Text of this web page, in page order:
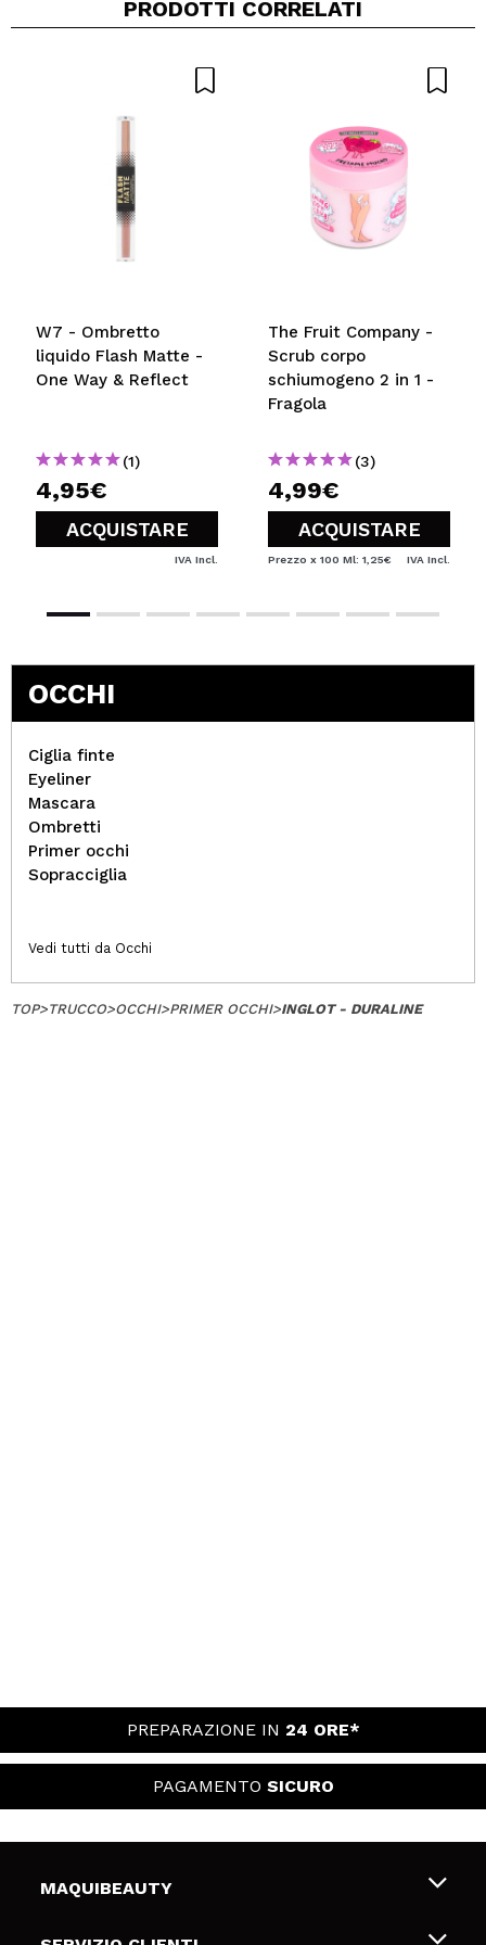
Condividi un video o una foto
PRODOTTI CORRELATI
W7 - Ombretto
liquido Flash Matte -
One Way & Reflect
(1)
4,95€
ACQUISTARE
IVA Incl.
The Fruit Company -
Scrub corpo
schiumogeno 2 in 1 -
Fragola
(3)
4,99€
ACQUISTARE
Prezzo x 100 Ml: 1,25€ IVA Incl.
OCCHI
Ciglia finte
Eyeliner
Mascara
Ombretti
Primer occhi
Sopracciglia
Vedi tutti da Occhi
TOP>TRUCCO>OCCHI>PRIMER OCCHI>INGLOT - DURALINE
PREPARAZIONE IN 24 ORE*
PAGAMENTO SICURO
MAQUIBEAUTY
Chi siamo